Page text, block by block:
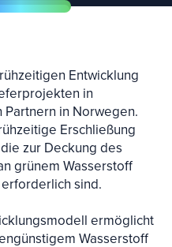
Entwicklung
in
in Norwegen.
Erschließung
zur Deckung des
grünem Wasserstoff
sind.
ermöglicht
Wasserstoff